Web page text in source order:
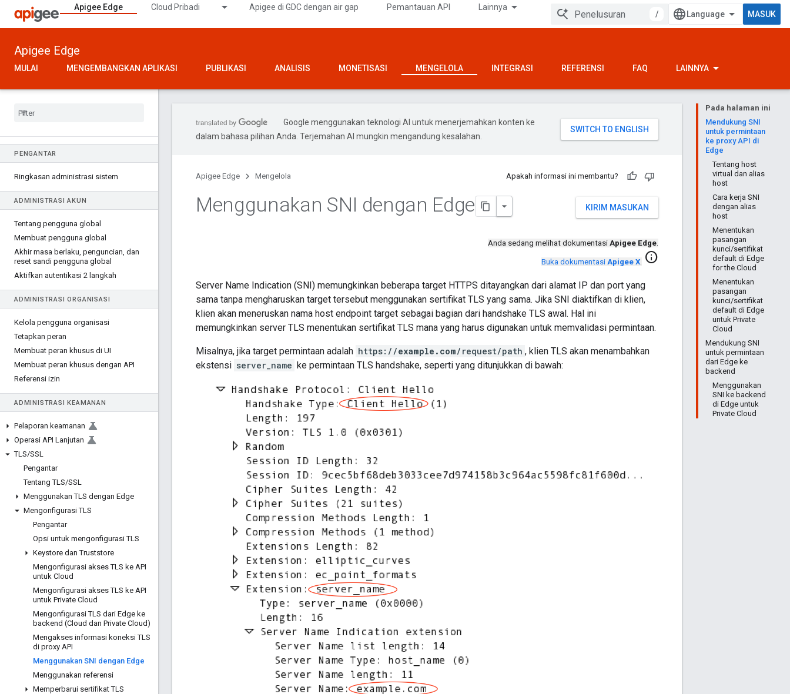
Apigee Edge Cloud Pribadi Apigee di GDC dengan air gap Pemantauan API Lainnya
/ MASUK
Apigee Edge
MULAI MENGEMBANGKAN APLIKASI PUBLIKASI ANALISIS MONETISASI MENGELOLA INTEGRASI REFERENSI FAQ LAINNYA
PENGANTAR
Ringkasan administrasi sistem
ADMINISTRASI AKUN
Tentang pengguna global
Membuat pengguna global
Akhir masa berlaku, penguncian, dan
reset sandi pengguna global
Aktifkan autentikasi 2 langkah
ADMINISTRASI ORGANISASI
Kelola pengguna organisasi
Tetapkan peran
Membuat peran khusus di UI
Membuat peran khusus dengan API
Referensi izin
ADMINISTRASI KEAMANAN
Pelaporan keamanan
Operasi API Lanjutan
TLS/SSL
Pengantar
Tentang TLS/SSL
Menggunakan TLS dengan Edge
Mengonfigurasi TLS
Pengantar
Opsi untuk mengonfigurasi TLS
Keystore dan Truststore
Mengonfigurasi akses TLS ke API
untuk Cloud
Mengonfigurasi akses TLS ke API
untuk Private Cloud
Mengonfigurasi TLS dari Edge ke
backend (Cloud dan Private Cloud)
Mengakses informasi koneksi TLS
di proxy API
Menggunakan SNI dengan Edge
Menggunakan referensi
Memperbarui sertifikat TLS
Pada halaman ini
Mendukung SNI
untuk permintaan
ke proxy API di
Edge
Tentang host
virtual dan alias
host
Cara kerja SNI
dengan alias
host
Menentukan
pasangan
kunci/sertifikat
default di Edge
for the Cloud
Menentukan
pasangan
kunci/sertifikat
default di Edge
untuk Private
Cloud
Mendukung SNI
untuk permintaan
dari Edge ke
backend
Menggunakan
SNI ke backend
di Edge untuk
Private Cloud
Google menggunakan teknologi AI untuk menerjemahkan konten ke
dalam bahasa pilihan Anda. Terjemahan AI mungkin mengandung kesalahan.
Apigee Edge Mengelola Apakah informasi ini membantu?
KIRIM MASUKAN
Menggunakan SNI dengan Edge
Anda sedang melihat dokumentasi Apigee Edge.
Buka dokumentasi Apigee X. info
Server Name Indication (SNI) memungkinkan beberapa target HTTPS ditayangkan dari alamat IP dan port yang
sama tanpa mengharuskan target tersebut menggunakan sertifikat TLS yang sama. Jika SNI diaktifkan di klien,
klien akan meneruskan nama host endpoint target sebagai bagian dari handshake TLS awal. Hal ini
memungkinkan server TLS menentukan sertifikat TLS mana yang harus digunakan untuk memvalidasi permintaan.
Misalnya, jika target permintaan adalah https://example.com/request/path , klien TLS akan menambahkan
ekstensi server_name ke permintaan TLS handshake, seperti yang ditunjukkan di bawah: